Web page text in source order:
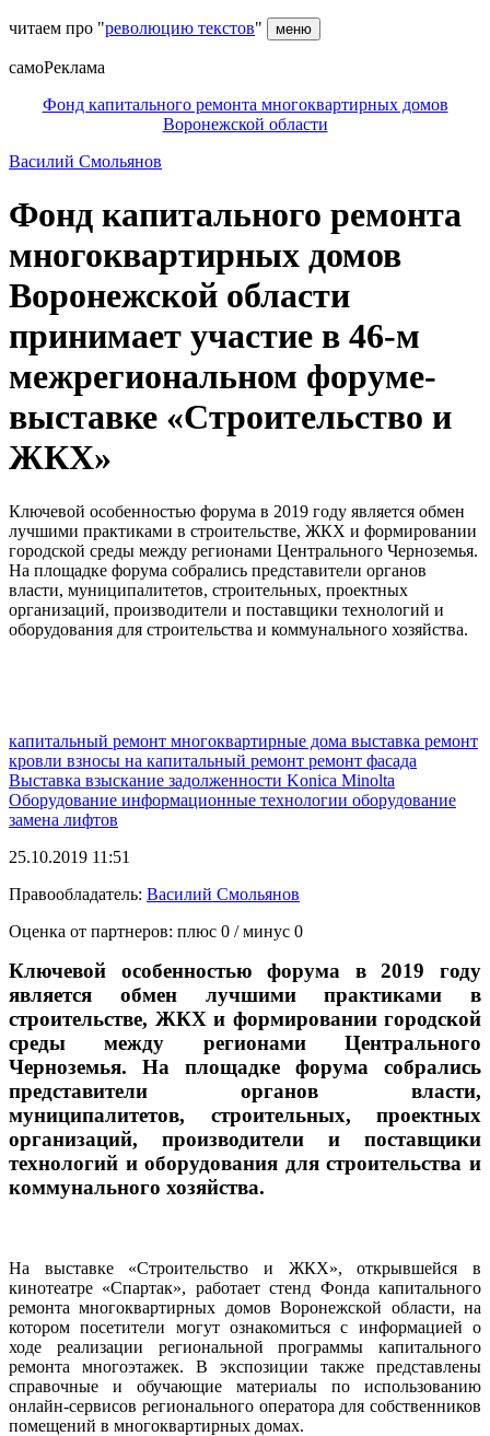
читаем про "революцию текстов" меню
самоРеклама
Фонд капитального ремонта многоквартирных домов
Воронежской области
Василий Смольянов
Фонд капитального ремонта
многоквартирных домов
Воронежской области
принимает участие в 46-м
межрегиональном форуме-
выставке «Строительство и
ЖКХ»
Ключевой особенностью форума в 2019 году является обмен
лучшими практиками в строительстве, ЖКХ и формировании
городской среды между регионами Центрального Черноземья.
На площадке форума собрались представители органов
власти, муниципалитетов, строительных, проектных
организаций, производители и поставщики технологий и
оборудования для строительства и коммунального хозяйства.
капитальный ремонт многоквартирные дома выставка ремонт
кровли взносы на капитальный ремонт ремонт фасада
Выставка взыскание задолженности Konica Minolta
Оборудование информационные технологии оборудование
замена лифтов
25.10.2019 11:51
Правообладатель: Василий Смольянов
Оценка от партнеров: плюс 0 / минус 0
Ключевой особенностью форума в 2019 году
является обмен лучшими практиками в
строительстве, ЖКХ и формировании городской
среды между регионами Центрального
Черноземья. На площадке форума собрались
представители органов власти,
муниципалитетов, строительных, проектных
организаций, производители и поставщики
технологий и оборудования для строительства и
коммунального хозяйства.
На выставке «Строительство и ЖКХ», открывшейся в
кинотеатре «Спартак», работает стенд Фонда капитального
ремонта многоквартирных домов Воронежской области, на
котором посетители могут ознакомиться с информацией о
ходе реализации региональной программы капитального
ремонта многоэтажек. В экспозиции также представлены
справочные и обучающие материалы по использованию
онлайн-сервисов регионального оператора для собственников
помещений в многоквартирных домах.